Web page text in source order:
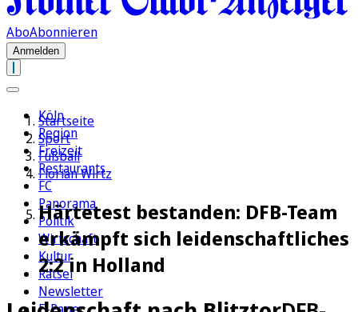
AboAbonnieren
Anmelden
Köln
Region
Freizeit
Restaurants
FC
Panorama
Politik
Wirtschaft
Kultur
Rätsel
Newsletter
Startseite
Sport
Fußball
Florian Wirtz
Härtetest bestanden: DFB-Team
erkämpft sich leidenschaftliches
2:2 in Holland